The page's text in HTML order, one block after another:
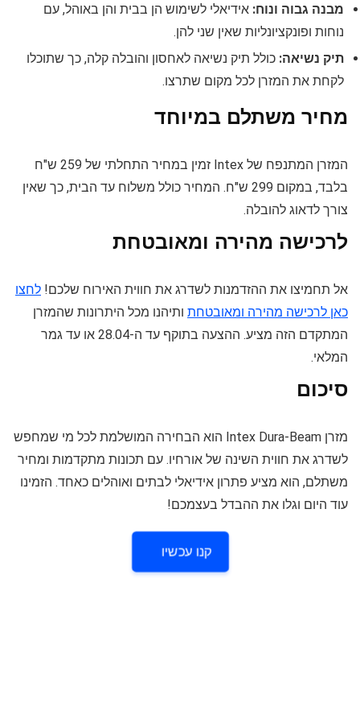
מבנה גבוה ונוח: אידיאלי לשימוש הן בבית והן באוהל, עם
נוחות ופונקציונליות שאין שני להן.
תיק נשיאה: כולל תיק נשיאה לאחסון והובלה קלה, כך שתוכלו
לקחת את המזרן לכל מקום שתרצו.
מחיר משתלם במיוחד
המזרן המתנפח של Intex זמין במחיר התחלתי של 259 ש"ח
בלבד, במקום 299 ש"ח. המחיר כולל משלוח עד הבית, כך שאין
צורך לדאוג להובלה.
לרכישה מהירה ומאובטחת
אל תחמיצו את ההזדמנות לשדרג את חווית האירוח שלכם! לחצו
כאן לרכישה מהירה ומאובטחת ותיהנו מכל היתרונות שהמזרן
המתקדם הזה מציע. ההצעה בתוקף עד ה-28.04 או עד גמר
המלאי.
סיכום
מזרן Intex Dura-Beam הוא הבחירה המושלמת לכל מי שמחפש
לשדרג את חווית השינה של אורחיו. עם תכונות מתקדמות ומחיר
משתלם, הוא מציע פתרון אידיאלי לבתים ואוהלים כאחד. הזמינו
עוד היום וגלו את ההבדל בעצמכם!
קנו עכשיו